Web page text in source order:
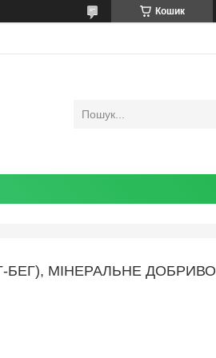
Кошик
БЕГ), МІНЕРАЛЬНЕ ДОБРИВО